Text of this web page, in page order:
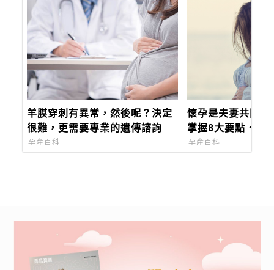
羊膜穿刺有異常，然後呢？決定
很難，更需要專業的遺傳諮詢
孕產百科
懷孕是夫妻共同的
掌握8大要點．增
率
孕產百科